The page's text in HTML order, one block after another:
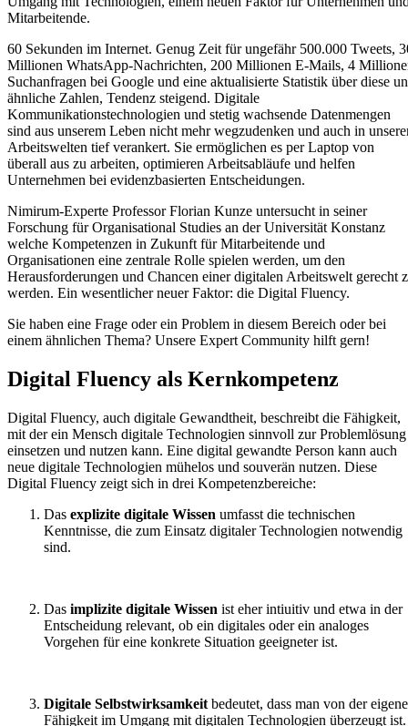
Mitarbeitende.
60 Sekunden im Internet. Genug Zeit für ungefähr 500.000 Tweets,
Millionen WhatsApp-Nachrichten, 200 Millionen E-Mails, 4
Suchanfragen bei Google und eine aktualisierte Statistik über diese
ähnliche Zahlen, Tendenz steigend. Digitale
Kommunikationstechnologien und stetig wachsende Datenmengen
sind aus unserem Leben nicht mehr wegzudenken und auch in
Arbeitswelten tief verankert. Sie ermöglichen es per Laptop von
überall aus zu arbeiten, optimieren Arbeitsabläufe und helfen
Unternehmen bei evidenzbasierten Entscheidungen.
Nimirum-Experte Professor Florian Kunze untersucht in seiner
Forschung für Organisational Studies an der Universität Konstanz
welche Kompetenzen in Zukunft für Mitarbeitende und
Organisationen eine zentrale Rolle spielen werden, um den
Herausforderungen und Chancen einer digitalen Arbeitswelt gerecht
werden. Ein wesentlicher neuer Faktor: die Digital Fluency.
Sie haben eine Frage oder ein Problem in diesem Bereich oder bei
einem ähnlichen Thema? Unsere Expert Community hilft gern!
Digital Fluency als Kernkompetenz
Digital Fluency, auch digitale Gewandtheit, beschreibt die Fähigkeit,
mit der ein Mensch digitale Technologien sinnvoll zur Problemlösung
einsetzen und nutzen kann. Eine digital gewandte Person kann auch
neue digitale Technologien mühelos und souverän nutzen. Diese
Digital Fluency zeigt sich in drei Kompetenzbereiche:
Das explizite digitale Wissen umfasst die technischen
Kenntnisse, die zum Einsatz digitaler Technologien notwendig
sind.
Das implizite digitale Wissen ist eher intiuitiv und etwa in der
Entscheidung relevant, ob ein digitales oder ein analoges
Vorgehen für eine konkrete Situation geeigneter ist.
Digitale Selbstwirksamkeit bedeutet, dass man von der
Fähigkeit im Umgang mit digitalen Technologien überzeugt ist.